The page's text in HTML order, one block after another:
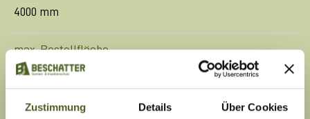
Zustimmung Details Über Cookies
4000 mm
max. Bestellfläche
7 m²
Bedienung